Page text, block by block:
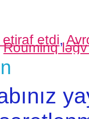
etdi,
Rouminq